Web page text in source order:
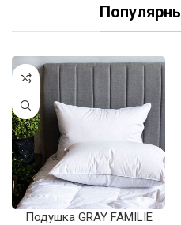
Подушка GRAY FAMILIE